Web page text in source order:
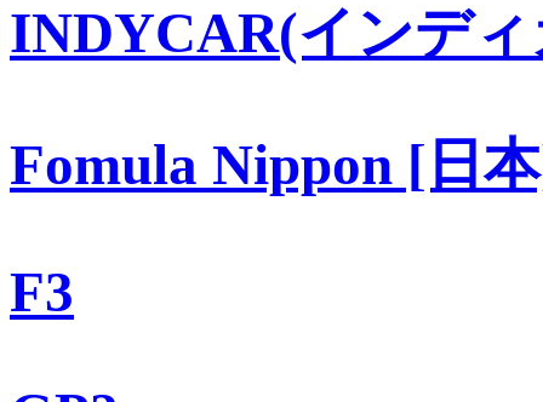
INDYCAR(インデ
Fomula Nippon [日
F3